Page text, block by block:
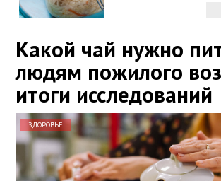
Какой чай нужно
людям пожилого
итоги исследований
ЗДОРОВЬЕ